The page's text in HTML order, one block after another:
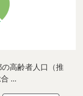
高齢者人口（推
...